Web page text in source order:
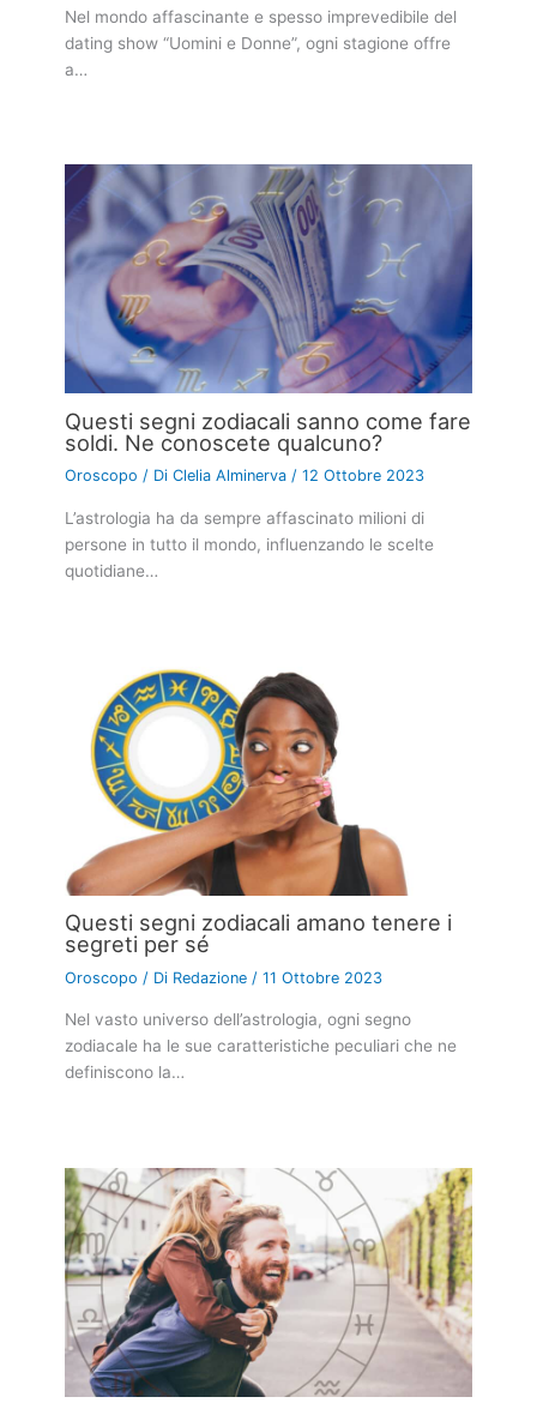
Nel mondo affascinante e spesso imprevedibile del
dating show “Uomini e Donne”, ogni stagione offre
a…
Questi segni zodiacali sanno come fare
soldi. Ne conoscete qualcuno?
Oroscopo / DiClelia Alminerva/12 Ottobre 2023
L’astrologia ha da sempre affascinato milioni di
persone in tutto il mondo, influenzando le scelte
quotidiane…
Questi segni zodiacali amano tenere i
segreti per sé
Oroscopo / Di Redazione /11 Ottobre 2023
Nel vasto universo dell’astrologia, ogni segno
zodiacale ha le sue caratteristiche peculiari che ne
definiscono la…